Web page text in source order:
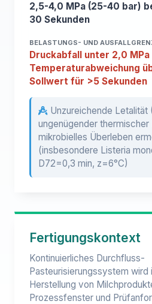
2,5-4,0 MPa (25-40 bar)
30 Sekunden
BELASTUNGS- UND
Druckabfall unter 2,0
Temperaturabweichung
Sollwert für >5 Sekunden
Unzureichende
ungenügender thermischer
mikrobielles Überleben
(insbesondere Listeria
D72=0,3 min, z=6°C)
Fertigungskontext
Kontinuierliches Durchfluss-
Pasteurisierungssystem wird
Herstellung von
Prozessfenster und